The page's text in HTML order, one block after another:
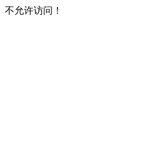
不允许访问！